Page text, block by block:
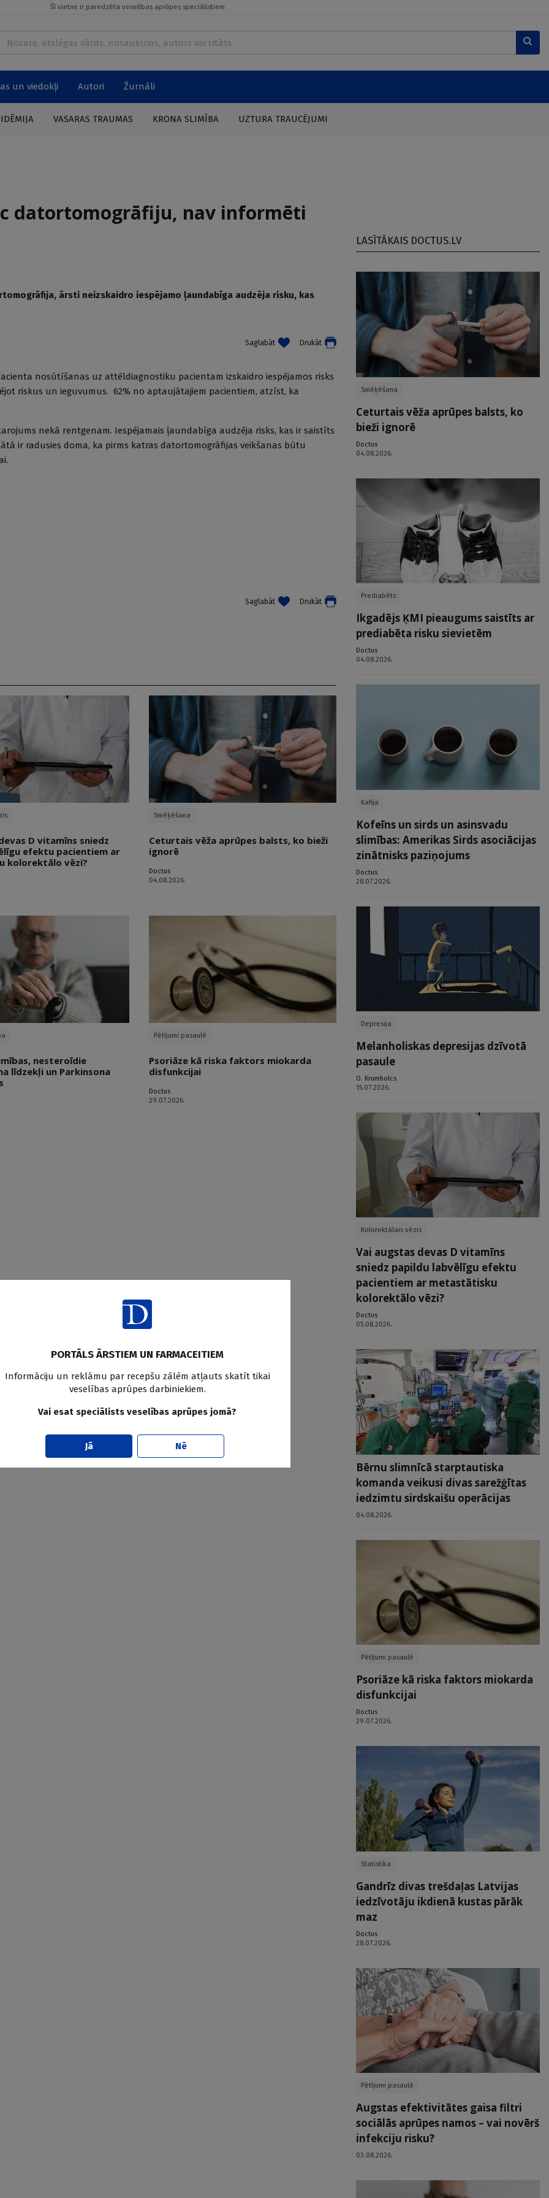
Šī vietne ir paredzēta veselības aprūpes speciālistiem
un viedokļi Autori Žurnāli
VASARAS TRAUMAS KRONA SLIMĪBA UZTURA TRAUCĒJUMI
datortomogrāfiju, nav informēti
ārsti neizskaidro iespējamo ļaundabīga audzēja risku, kas
Saglabāt Drukāt
nosūtīšanas uz attēldiagnostiku pacientam izskaidro iespējamos risks
riskus un ieguvumus. 62% no aptaujātajiem pacientiem, atzīst, ka
nekā rentgenam. Iespējamais ļaundabīga audzēja risks, kas ir saistīts
ir radusies doma, ka pirms katras datortomogrāfijas veikšanas būtu
Saglabāt Drukāt
D vitamīns sniedz
efektu pacientiem ar
kolorektālo vēzi?
Smēķēšana
Ceturtais vēža aprūpes balsts, ko bieži
ignorē
Doctus
04.08.2026.
nesteroīdie
līdzekļi un Parkinsona
Pētījumi pasaulē
Psoriāze kā riska faktors miokarda
disfunkcijai
Doctus
29.07.2026.
LASĪTĀKAIS DOCTUS.LV
Smēķēšana
Ceturtais vēža aprūpes balsts, ko
bieži ignorē
Doctus
04.08.2026.
Prediabēts
Ikgadējs ĶMI pieaugums saistīts ar
prediabēta risku sievietēm
Doctus
04.08.2026.
Kafija
Kofeīns un sirds un asinsvadu
slimības: Amerikas Sirds asociācijas
zinātnisks paziņojums
Doctus
28.07.2026.
Depresija
Melanholiskas depresijas dzīvotā
pasaule
O. Krumholcs
15.07.2026.
Kolorektālais vēzis
Vai augstas devas D vitamīns
sniedz papildu labvēlīgu efektu
pacientiem ar metastātisku
kolorektālo vēzi?
Doctus
05.08.2026.
Bērnu slimnīcā starptautiska
komanda veikusi divas sarežģītas
iedzimtu sirdskaišu operācijas
04.08.2026.
Pētījumi pasaulē
Psoriāze kā riska faktors miokarda
disfunkcijai
Doctus
29.07.2026.
Statistika
Gandrīz divas trešdaļas Latvijas
iedzīvotāju ikdienā kustas pārāk
maz
Doctus
28.07.2026.
Pētījumi pasaulē
Augstas efektivitātes gaisa filtri
sociālās aprūpes namos – vai novērš
infekciju risku?
03.08.2026.
PORTĀLS ĀRSTIEM UN FARMACEITIEM
Informāciju un reklāmu par recepšu zālēm atļauts skatīt tikai
veselības aprūpes darbiniekiem.
Vai esat speciālists veselības aprūpes jomā?
Jā Nē